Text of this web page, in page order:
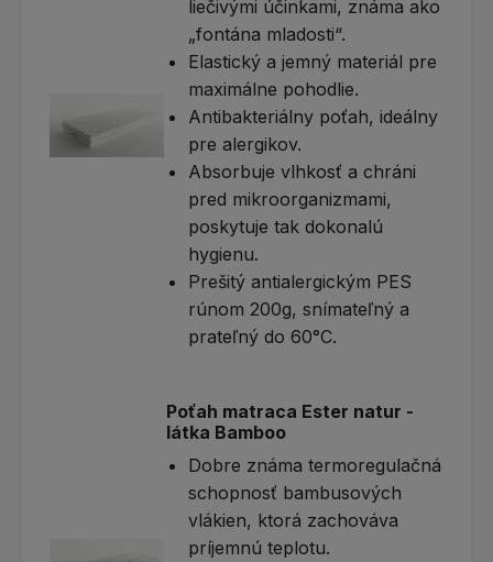
liečivými účinkami, známa ako
„fontána mladosti“.
Elastický a jemný materiál pre
maximálne pohodlie.
Antibakteriálny poťah, ideálny
pre alergikov.
Absorbuje vlhkosť a chráni
pred mikroorganizmami,
poskytuje tak dokonalú
hygienu.
Prešitý antialergickým PES
rúnom 200g, snímateľný a
prateľný do 60°C.
Poťah matraca Ester natur -
látka Bamboo
Dobre známa termoregulačná
schopnosť bambusových
vlákien, ktorá zachováva
príjemnú teplotu.